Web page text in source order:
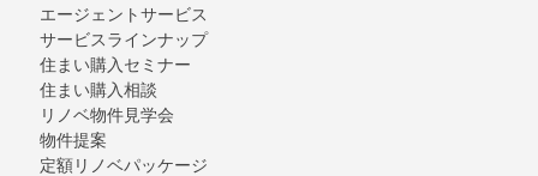
エージェントサービス
サービスラインナップ
住まい購入セミナー
住まい購入相談
リノベ物件見学会
物件提案
定額リノベパッケージ